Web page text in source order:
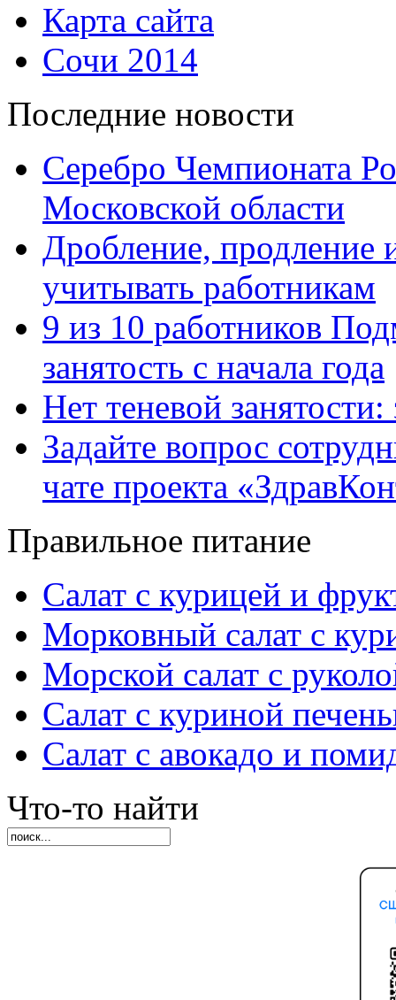
Карта сайта
Сочи 2014
Последние новости
Серебро Чемпионата
Московской области
Дробление, продление
учитывать работникам
9 из 10 работников
занятость с начала года
Нет теневой
Задайте вопрос
чате проекта
Правильное питание
Салат с курицей и
Морковный салат с
Морской салат с
Салат с куриной
Салат с авокадо и
Что-то найти